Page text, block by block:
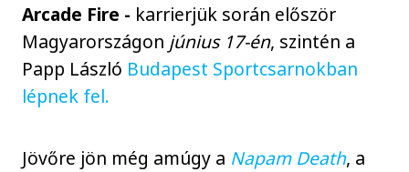
Arcade Fire - karrierjük során először
Magyarországon június 17-én, szintén a
Papp László Budapest Sportcsarnokban
lépnek fel.
Jövőre jön még amúgy a Napam Death, a